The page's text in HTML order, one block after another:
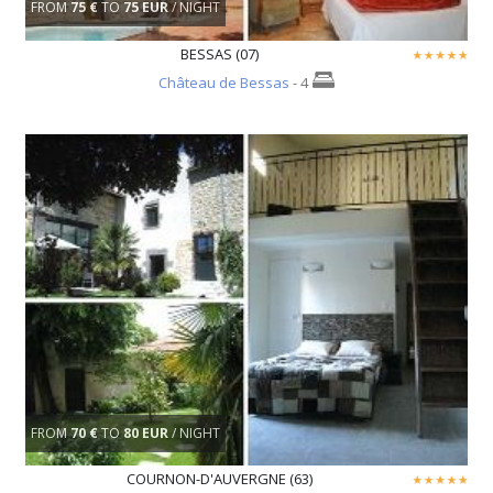
FROM75 €TO 75 EUR/ NIGHT
BESSAS (07)
Château de Bessas - 4
FROM70 €TO80 EUR/ NIGHT
COURNON-D'AUVERGNE (63)